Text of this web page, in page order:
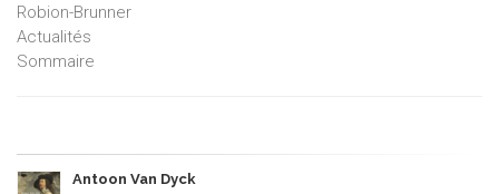
Robion-Brunner
Actualités
Sommaire
Antoon Van Dyck